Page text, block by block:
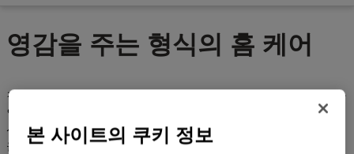
영감을 주는 형식의 홈 케어
질감은 우리의 감각, 즉 시각과 촉감에 어필하며 제품 성능에 대한
인식에 영향을 줍니다. 질감을 통해 소비자들은 우수한 세척 솔루
션의 편리함에 의해 더욱 강화된 생활과 경험을 할 수 있습니다.
올바른 질감과 세척 용액의 조합이 모든 차이를 만들 수 있습니다.
본 사이트의 쿠키 정보